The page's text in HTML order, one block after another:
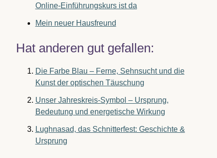
Online-Einführungskurs ist da
Mein neuer Hausfreund
Hat anderen gut gefallen:
Die Farbe Blau – Ferne, Sehnsucht und die
Kunst der optischen Täuschung
Unser Jahreskreis-Symbol – Ursprung,
Bedeutung und energetische Wirkung
Lughnasad, das Schnitterfest: Geschichte &
Ursprung